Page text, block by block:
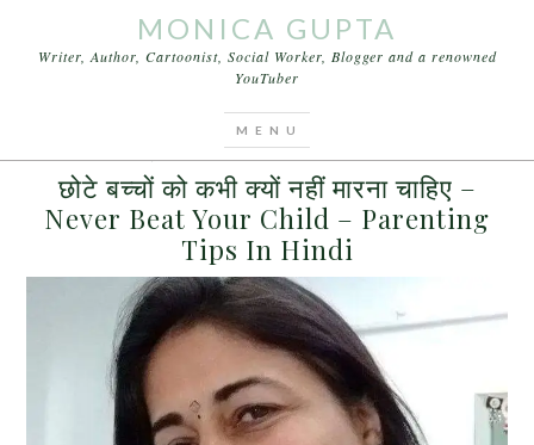
MONICA GUPTA
Writer, Author, Cartoonist, Social Worker, Blogger and a renowned
YouTuber
छोटे बच्चों को कभी क्यों नहीं मारना चाहिए –
Never Beat Your Child – Parenting
Tips In Hindi